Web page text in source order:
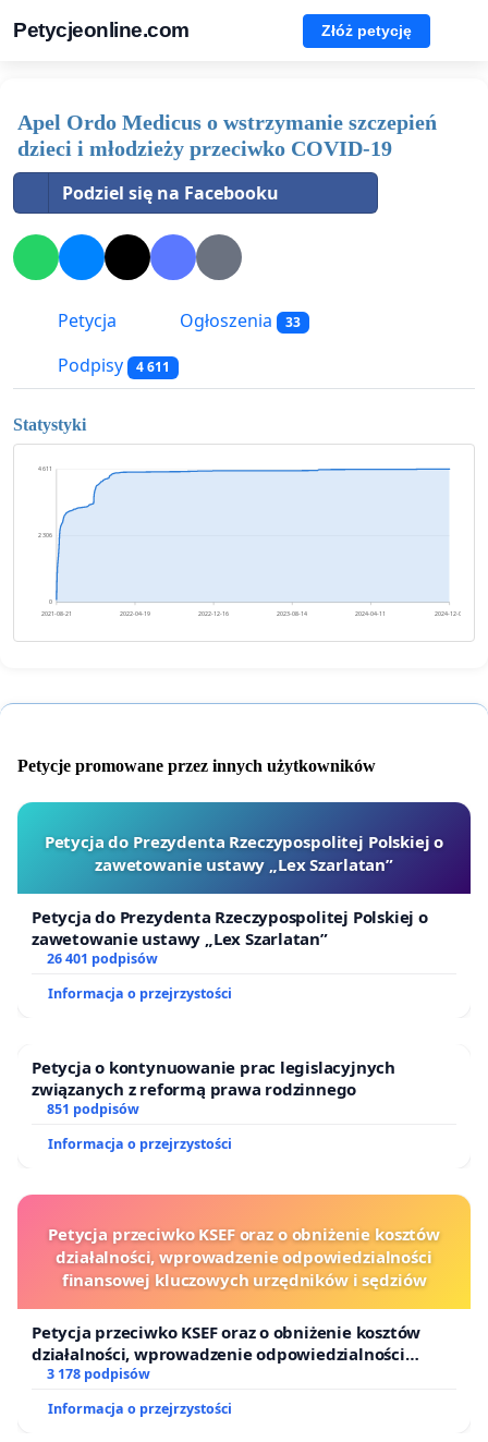
Petycjeonline.com Złóż petycję
Apel Ordo Medicus o wstrzymanie szczepień
dzieci i młodzieży przeciwko COVID-19
Podziel się na Facebooku
Petycja Ogłoszenia 33
Podpisy 4 611
Statystyki
0
2 306
4 611
2021-08-21 2022-04-19 2022-12-16 2023-08-14 2024-04-11 2024-12-08
Petycje promowane przez innych użytkowników
Petycja do Prezydenta Rzeczypospolitej Polskiej o
zawetowanie ustawy „Lex Szarlatan”
Petycja do Prezydenta Rzeczypospolitej Polskiej o
zawetowanie ustawy „Lex Szarlatan”
26 401 podpisów
Informacja o przejrzystości
Petycja o kontynuowanie prac legislacyjnych
związanych z reformą prawa rodzinnego
851 podpisów
Informacja o przejrzystości
Petycja przeciwko KSEF oraz o obniżenie kosztów
działalności, wprowadzenie odpowiedzialności
finansowej kluczowych urzędników i sędziów
Petycja przeciwko KSEF oraz o obniżenie kosztów
działalności, wprowadzenie odpowiedzialności
finansowej kluczowych urzędników i sędziów
3 178 podpisów
Informacja o przejrzystości